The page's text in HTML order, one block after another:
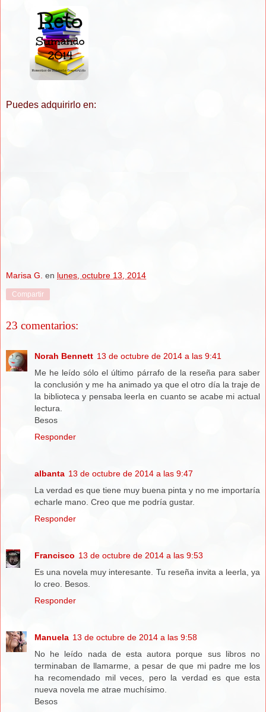
Puedes adquirirlo en:
Marisa G. en lunes, octubre 13, 2014
Compartir
23 comentarios:
Norah Bennett 13 de octubre de 2014 a las 9:41
Me he leído sólo el último párrafo de la reseña para saber
la conclusión y me ha animado ya que el otro día la traje de
la biblioteca y pensaba leerla en cuanto se acabe mi actual
lectura.
Besos
Responder
albanta 13 de octubre de 2014 a las 9:47
La verdad es que tiene muy buena pinta y no me importaría
echarle mano. Creo que me podría gustar.
Responder
Francisco 13 de octubre de 2014 a las 9:53
Es una novela muy interesante. Tu reseña invita a leerla, ya
lo creo. Besos.
Responder
Manuela 13 de octubre de 2014 a las 9:58
No he leído nada de esta autora porque sus libros no
terminaban de llamarme, a pesar de que mi padre me los
ha recomendado mil veces, pero la verdad es que esta
nueva novela me atrae muchísimo.
Besos